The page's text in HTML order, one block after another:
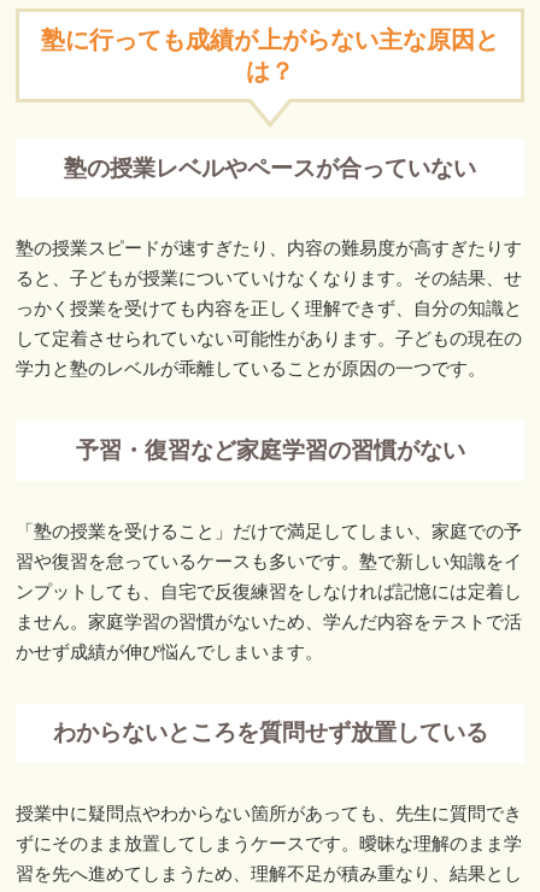
塾に行っても成績が上がらない主な原因と
は？
塾の授業レベルやペースが合っていない
塾の授業スピードが速すぎたり、内容の難易度が高すぎたりす
ると、子どもが授業についていけなくなります。その結果、せ
っかく授業を受けても内容を正しく理解できず、自分の知識と
して定着させられていない可能性があります。子どもの現在の
学力と塾のレベルが乖離していることが原因の一つです。
予習・復習など家庭学習の習慣がない
「塾の授業を受けること」だけで満足してしまい、家庭での予
習や復習を怠っているケースも多いです。塾で新しい知識をイ
ンプットしても、自宅で反復練習をしなければ記憶には定着し
ません。家庭学習の習慣がないため、学んだ内容をテストで活
かせず成績が伸び悩んでしまいます。
わからないところを質問せず放置している
授業中に疑問点やわからない箇所があっても、先生に質問でき
ずにそのまま放置してしまうケースです。曖昧な理解のまま学
習を先へ進めてしまうため、理解不足が積み重なり、結果とし